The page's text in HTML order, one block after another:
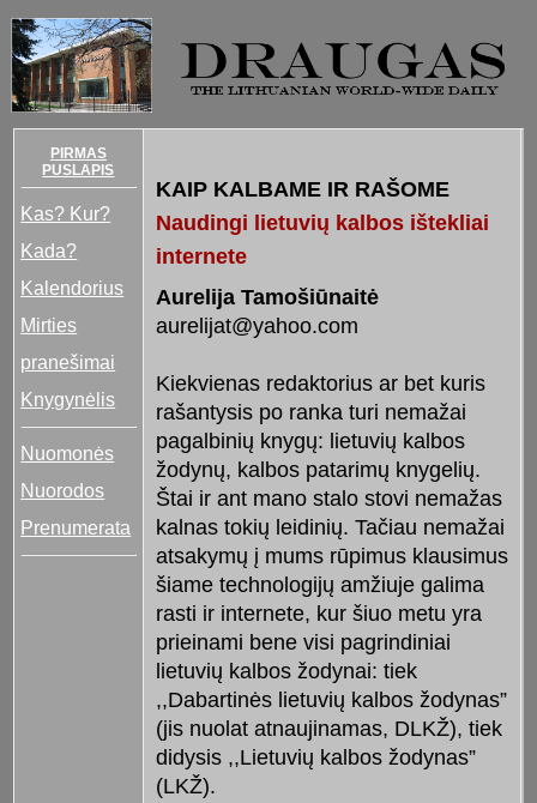
PIRMAS
PUSLAPIS
Kas? Kur?
Kada?
Kalendorius
Mirties
pranešimai
Knygynėlis
Nuomonės
Nuorodos
Prenumerata
KAIP KALBAME IR RAŠOME
Naudingi lietuvių kalbos ištekliai
internete
Aurelija Tamošiūnaitė
aurelijat@yahoo.com
Kiekvienas redaktorius ar bet kuris
rašantysis po ranka turi nemažai
pagalbinių knygų: lietuvių kalbos
žodynų, kalbos patarimų knygelių.
Štai ir ant mano stalo stovi nemažas
kalnas tokių leidinių. Tačiau nemažai
atsakymų į mums rūpimus klausimus
šiame technologijų amžiuje galima
rasti ir internete, kur šiuo metu yra
prieinami bene visi pagrindiniai
lietuvių kalbos žodynai: tiek
,,Dabartinės lietuvių kalbos žodynas”
(jis nuolat atnaujinamas, DLKŽ), tiek
didysis ,,Lietuvių kalbos žodynas”
(LKŽ).